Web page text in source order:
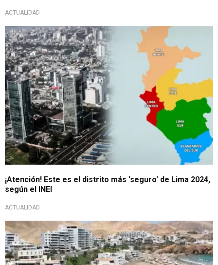
ACTUALIDAD
¡La más segura!
¡Atención! Este es el distrito más 'seguro' de Lima 2024,
según el INEI
ACTUALIDAD
Parlamento